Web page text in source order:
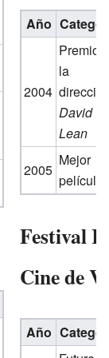
Año
2004
Premio
la
David
Lean
2005
Mejor
película
Festival
Cine de
Año